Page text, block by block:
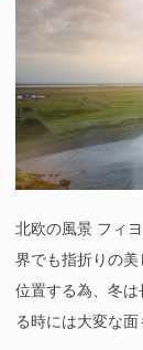
北欧の風景 フィ
界でも指折りの
位置する為、冬
る時には大変な